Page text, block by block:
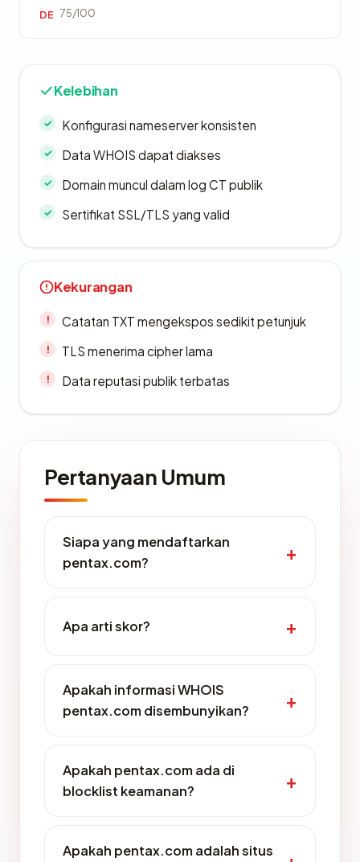
DE 75/100
Kelebihan
Konfigurasi nameserver konsisten
Data WHOIS dapat diakses
Domain muncul dalam log CT publik
Sertifikat SSL/TLS yang valid
Kekurangan
Catatan TXT mengekspos sedikit petunjuk
TLS menerima cipher lama
Data reputasi publik terbatas
Pertanyaan Umum
Siapa yang mendaftarkan
pentax.com?
Apa arti skor?
Apakah informasi WHOIS
pentax.com disembunyikan?
Apakah pentax.com ada di
blocklist keamanan?
Apakah pentax.com adalah situs